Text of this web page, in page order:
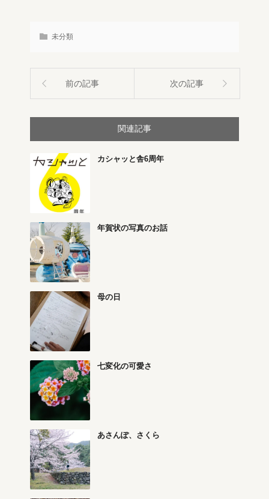
未分類
前の記事 次の記事
関連記事
カシャッと舎6周年
年賀状の写真のお話
母の日
七変化の可愛さ
あさんぽ、さくら